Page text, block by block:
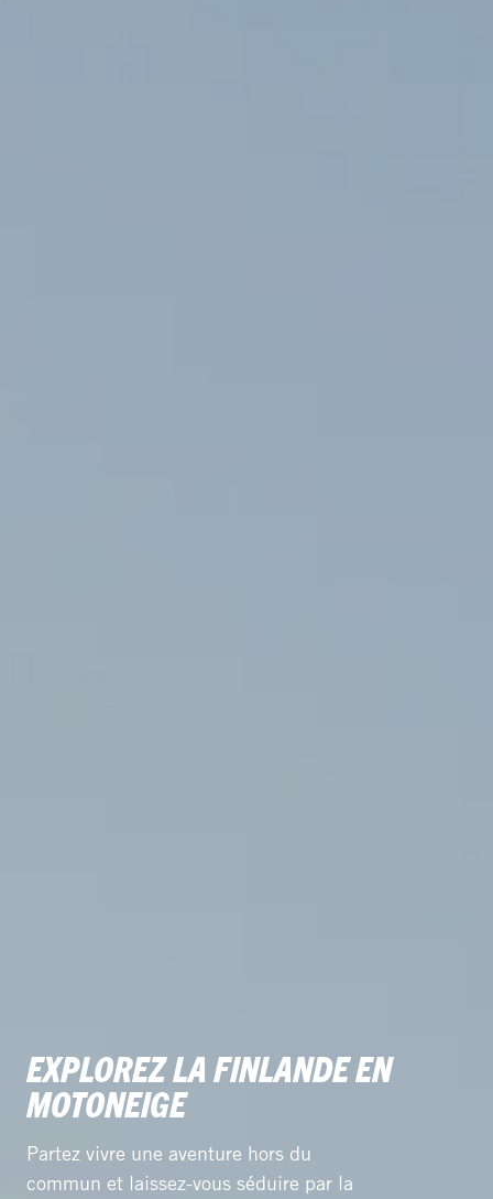
EXPLOREZ LA FINLANDE EN
MOTONEIGE
Partez vivre une aventure hors du
commun et laissez-vous séduire par la